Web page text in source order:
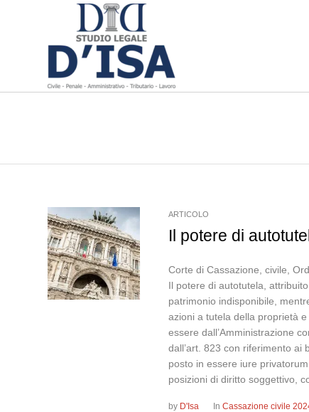
ARTICOLO
Il potere di
Corte di Cassazione, civile,
Il potere di autotutela,
patrimonio indisponibile,
azioni a tutela della proprietà
essere dall’Amministrazione
dall’art. 823 con riferimento ai
posto in essere iure
posizioni di diritto soggettivo,
by D'Isa InCassazione civile